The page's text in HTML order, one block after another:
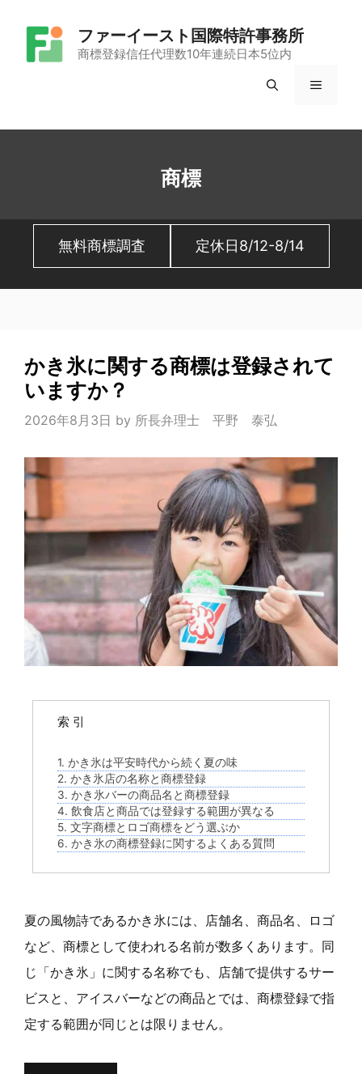
ッ
ファーイースト国際特許事務所
商標登録信任代理数10年連続日本5位内
メ
商標
無料商標調査 定休日8/12-8/14
かき氷に関する商標は登録されて
いますか？
2026年8月3日 by 所長弁理士 平野 泰弘
索 引
1. かき氷は平安時代から続く夏の味
2. かき氷店の名称と商標登録
3. かき氷バーの商品名と商標登録
4. 飲食店と商品では登録する範囲が異なる
5. 文字商標とロゴ商標をどう選ぶか
6. かき氷の商標登録に関するよくある質問
夏の風物詩であるかき氷には、店舗名、商品名、ロゴ
など、商標として使われる名前が数多くあります。同
じ「かき氷」に関する名称でも、店舗で提供するサー
ビスと、アイスバーなどの商品とでは、商標登録で指
定する範囲が同じとは限りません。